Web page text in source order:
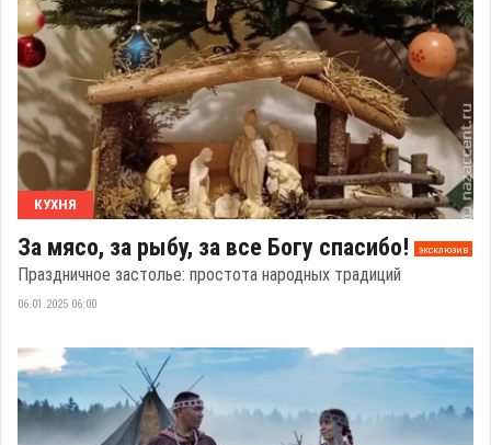
КУХНЯ
За мясо, за рыбу, за все Богу спасибо! эксклюзив
Праздничное застолье: простота народных традиций
06.01.2025 06:00